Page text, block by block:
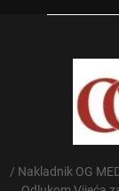
/ Nakladnik OG